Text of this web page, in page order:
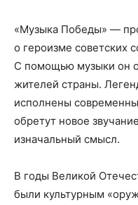
«Музыка Победы» —
о героизме советских
С помощью музыки он
жителей страны.
исполнены
обретут новое
изначальный смысл.
В годы Великой
были культурным